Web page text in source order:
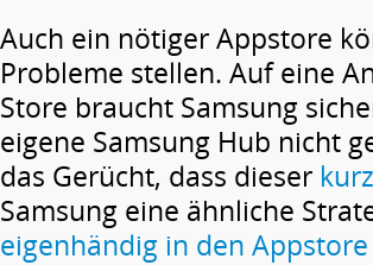
Auch ein nötiger Appstore
Probleme stellen. Auf eine
Store braucht Samsung
eigene Samsung Hub nicht
das Gerücht, dass dieser
Samsung eine ähnliche
eigenhändig in den